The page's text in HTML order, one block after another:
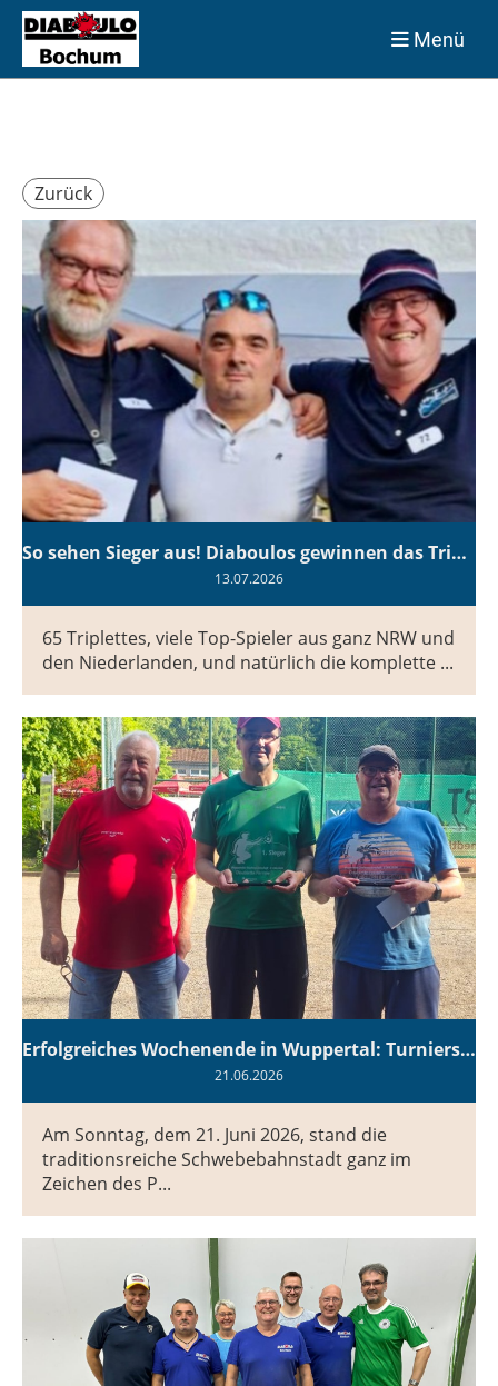
Menü
Zurück
So sehen Sieger aus! Diaboulos gewinnen das Triplette-Turnier des 22. Essen Boule Ouvert
13.07.2026
65 Triplettes, viele Top-Spieler aus ganz NRW und
den Niederlanden, und natürlich die komplette ...
Erfolgreiches Wochenende in Wuppertal: Turniersieg für Diaboulos!
21.06.2026
Am Sonntag, dem 21. Juni 2026, stand die
traditionsreiche Schwebebahnstadt ganz im
Zeichen des P...